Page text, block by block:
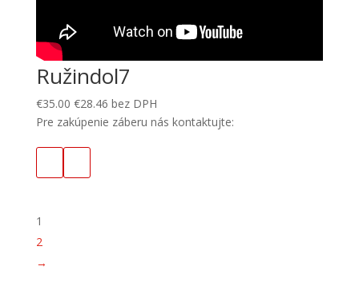
Ružindol7
€35.00 €28.46 bez DPH
Pre zakúpenie záberu nás kontaktujte:
1
2
→